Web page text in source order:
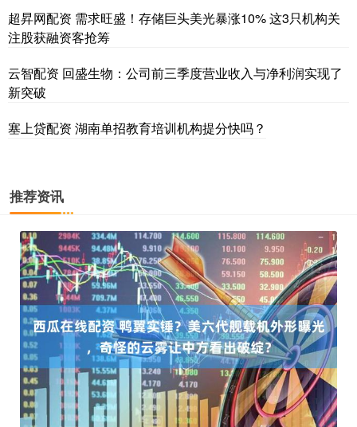
超昇网配资 需求旺盛！存储巨头美光暴涨10% 这3只机构关
注股获融资客抢筹
云智配资 回盛生物：公司前三季度营业收入与净利润实现了
新突破
塞上贷配资 湖南单招教育培训机构提分快吗？
推荐资讯